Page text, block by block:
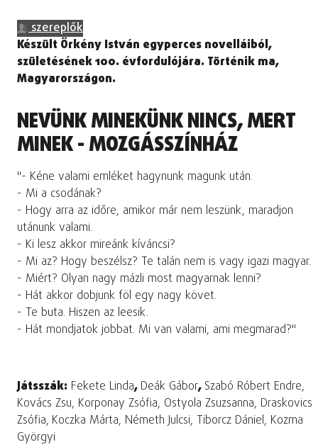
szereplők
Készült Örkény István egyperces novelláiból,
születésének 100. évfordulójára. Történik ma,
Magyarországon.
NEVÜNK MINEKÜNK NINCS, MERT
MINEK - MOZGÁSSZÍNHÁZ
"- Kéne valami emléket hagynunk magunk után.
- Mi a csodának?
- Hogy arra az időre, amikor már nem leszünk, maradjon
utánunk valami.
- Ki lesz akkor mireánk kíváncsi?
- Mi az? Hogy beszélsz? Te talán nem is vagy igazi magyar.
- Miért? Olyan nagy mázli most magyarnak lenni?
- Hát akkor dobjunk föl egy nagy követ.
- Te buta. Hiszen az leesik.
- Hát mondjatok jobbat. Mi van valami, ami megmarad?"
Játsszák: Fekete Linda, Deák Gábor, Szabó Róbert Endre,
Kovács Zsu, Korponay Zsófia, Ostyola Zsuzsanna, Draskovics
Zsófia, Koczka Márta, Németh Julcsi, Tiborcz Dániel, Kozma
Györgyi